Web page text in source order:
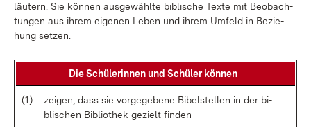
läu­tern. Sie kön­nen aus­ge­wähl­te bi­bli­sche Tex­te mit Be­ob­ach­
tun­gen aus ih­rem ei­ge­nen Le­ben und ih­rem Um­feld in Be­zie­
hung set­zen.
Die Schü­le­rin­nen und Schü­ler kön­nen
(1)
zei­gen, dass sie vor­ge­ge­be­ne Bi­bel­stel­len in der bi­
bli­schen Bi­blio­thek ge­zielt fin­den